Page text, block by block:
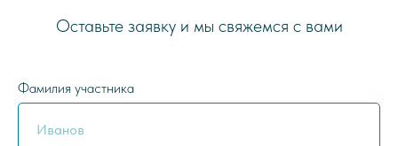
Оставьте заявку и мы свяжемся с вами
Фамилия участника